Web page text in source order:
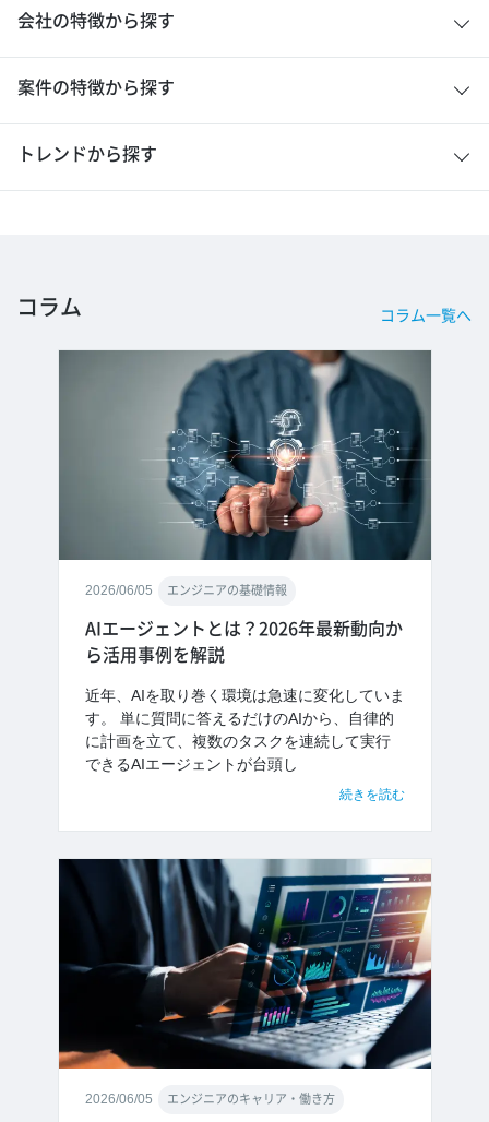
会社の特徴から探す
案件の特徴から探す
トレンドから探す
コラム コラム一覧へ
2026/06/05 エンジニアの基礎情報
AIエージェントとは？2026年最新動向か
ら活用事例を解説
近年、AIを取り巻く環境は急速に変化していま
す。 単に質問に答えるだけのAIから、自律的
に計画を立て、複数のタスクを連続して実行
できるAIエージェントが台頭し
続きを読む
2026/06/05 エンジニアのキャリア・働き方